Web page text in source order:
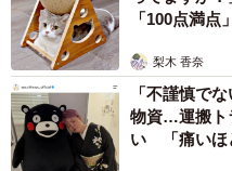
「100点満点
梨木 香奈
「不謹慎で
物資…運搬ト
い 「痛いほ